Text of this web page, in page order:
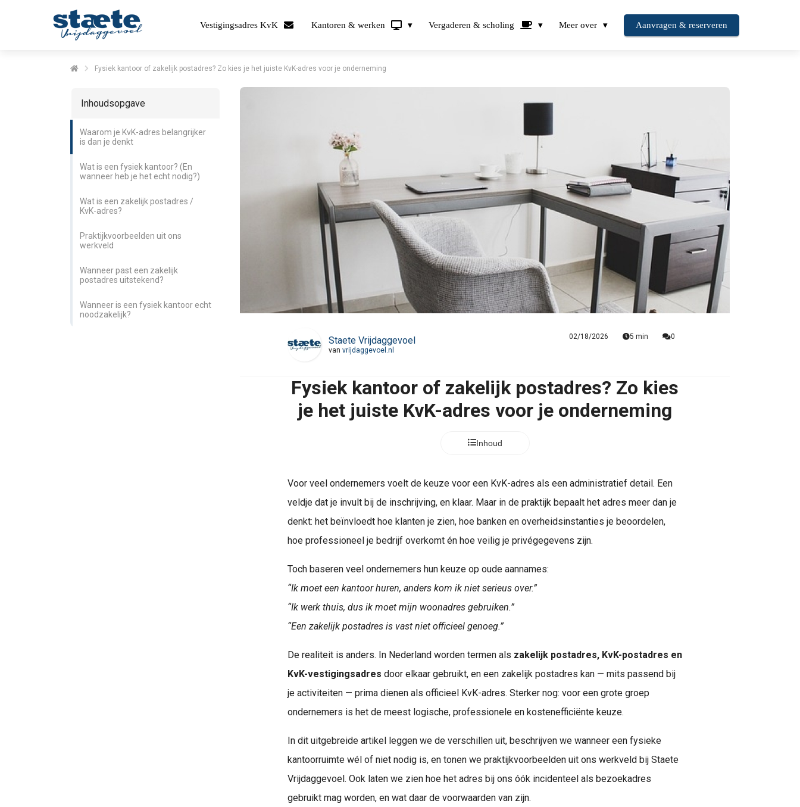
Vestigingsadres KvK Kantoren & werken Vergaderen & scholing Meer over Aanvragen & reserveren
Fysiek kantoor of zakelijk postadres? Zo kies je het juiste KvK-adres voor je onderneming
Inhoudsopgave
Waarom je KvK-adres belangrijker
is dan je denkt
Wat is een fysiek kantoor? (En
wanneer heb je het echt nodig?)
Wat is een zakelijk postadres /
KvK-adres?
Praktijkvoorbeelden uit ons
werkveld
Wanneer past een zakelijk
postadres uitstekend?
Wanneer is een fysiek kantoor echt
noodzakelijk?
Staete Vrijdaggevoel
van vrijdaggevoel.nl
02/18/2026 5 min 0
Fysiek kantoor of zakelijk postadres? Zo kies
je het juiste KvK-adres voor je onderneming
Inhoud
Voor veel ondernemers voelt de keuze voor een KvK-adres als een administratief detail. Een
veldje dat je invult bij de inschrijving, en klaar. Maar in de praktijk bepaalt het adres meer dan je
denkt: het beïnvloedt hoe klanten je zien, hoe banken en overheidsinstanties je beoordelen,
hoe professioneel je bedrijf overkomt én hoe veilig je privégegevens zijn.
Toch baseren veel ondernemers hun keuze op oude aannames:
“Ik moet een kantoor huren, anders kom ik niet serieus over.”
“Ik werk thuis, dus ik moet mijn woonadres gebruiken.”
“Een zakelijk postadres is vast niet officieel genoeg.”
De realiteit is anders. In Nederland worden termen als zakelijk postadres, KvK-postadres en
KvK-vestigingsadres door elkaar gebruikt, en een zakelijk postadres kan — mits passend bij
je activiteiten — prima dienen als officieel KvK-adres. Sterker nog: voor een grote groep
ondernemers is het de meest logische, professionele en kostenefficiënte keuze.
In dit uitgebreide artikel leggen we de verschillen uit, beschrijven we wanneer een fysieke
kantoorruimte wél of niet nodig is, en tonen we praktijkvoorbeelden uit ons werkveld bij Staete
Vrijdaggevoel. Ook laten we zien hoe het adres bij ons óók incidenteel als bezoekadres
gebruikt mag worden, en wat daar de voorwaarden van zijn.